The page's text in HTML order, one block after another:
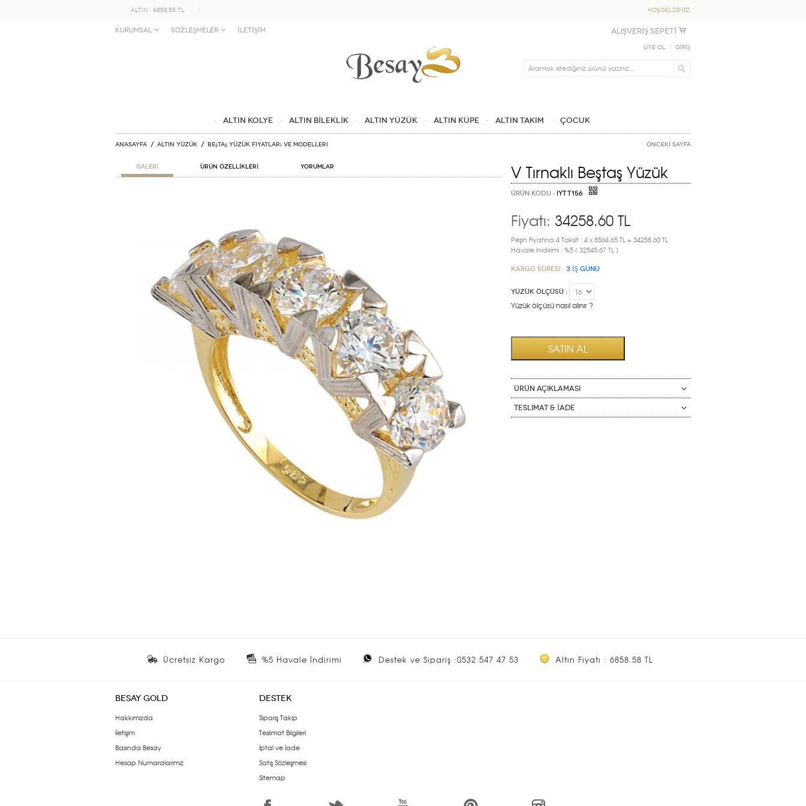
ALTIN : 6858.58 TL HOŞGELDİNİZ,
KURUMSAL SÖZLEŞMELER İLETİŞİM ALIŞVERİŞ SEPETİ
Üye Ol GİRİŞ
Ara
ALTIN KOLYE ALTIN BİLEKLİK ALTIN YÜZÜK ALTIN KÜPE ALTIN TAKIM ÇOCUK
Anasayfa ALTIN YÜZÜK Beştaş Yüzük Fiyatları ve Modelleri Önceki Sayfa
GALERİ ÜRÜN ÖZELLİKLERİ Yorumlar V Tırnaklı Beştaş Yüzük
ÜRÜN KODU : IYTT156
Fiyatı: 34258.60 TL
Peşin Fiyatına 4 Taksit : 4 x 8564.65 TL = 34258,60 TL
Havale İnidirimi : %5 ( 32545.67 TL )
Kargo Süresi : 3 İŞ GÜNÜ
YÜZÜK ÖLÇÜSÜ :
Yüzük ölçüsü nasıl alınır ?
ÜRÜN AÇIKLAMASI
Teslimat & İade
Ücretsiz Kargo %5 Havale İndirimi Destek ve Sipariş :0532 547 47 53 Altın Fiyatı : 6858.58 TL
BESAY GOLD
Hakkımızda
İletişim
Basında Besay
Hesap Numaralarımız
DESTEK
Sipariş Takip
Teslimat Bilgileri
İptal ve İade
Satış Sözleşmesi
Sitemap